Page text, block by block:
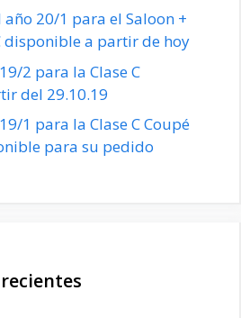
20/1 para el Saloon +
disponible a partir de hoy
2 para la Clase C
del 29.10.19
1 para la Clase C Coupé
para su pedido